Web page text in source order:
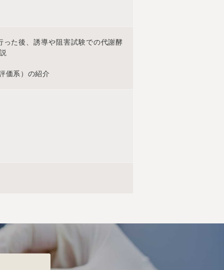
た後、誘導や阻害試験での代謝酵
価系）の紹介